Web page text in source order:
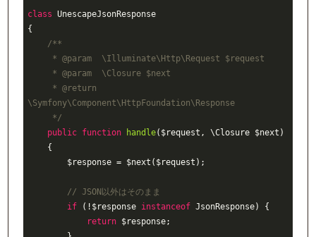
class UnescapeJsonResponse
{
/**
     *
@param
  \Illuminate\Http\Request $request
     *
@param
  \Closure $next
     *
@return
\Symfony\Component\HttpFoundation\Response
     */
public function handle($request, \Closure $next)
{
// JSON以外はそのまま
if (!$response instanceof JsonResponse) {
return $response;